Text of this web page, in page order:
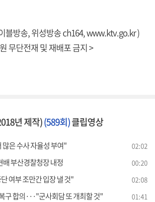
블방송, 위성방송 ch164,www.ktv.go.kr)
무단전재 및 재배포 금지 >
년 제작)(589회)클립영상
은 수사 자율성 부여" 02:02
부산경찰청장 내정 00:20
여부 조만간 입장 낼 것" 02:08
구 합의···"군사회담 또 개최할 것" 01:41